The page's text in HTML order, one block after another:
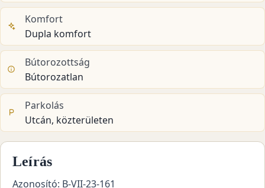
Komfort
Dupla komfort
Bútorozottság
Bútorozatlan
Parkolás
Utcán, közterületen
Leírás
Azonosító: B-VII-23-161